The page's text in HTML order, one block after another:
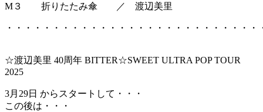
M３ 折りたたみ傘 ／ 渡辺美里
・・・・・・・・・・・・・・・・・・・・・・・・・・
☆渡辺美里 40周年 BITTER☆SWEET ULTRA POP TOUR
2025
3月29日 からスタートして・・・
この後は・・・